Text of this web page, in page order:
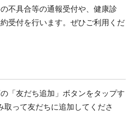
不具合等の通報受付や、健康診
受付を行います。ぜひご利用くだ
「友だち追加」ボタンをタップす
取って友だちに追加してくださ